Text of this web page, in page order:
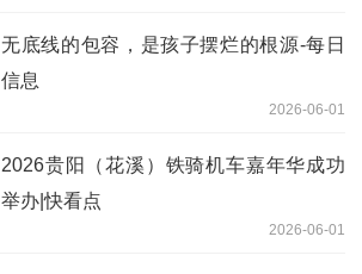
无底线的包容，是孩子摆烂的根源-每日
信息
2026-06-01
2026贵阳（花溪）铁骑机车嘉年华成功
举办|快看点
2026-06-01